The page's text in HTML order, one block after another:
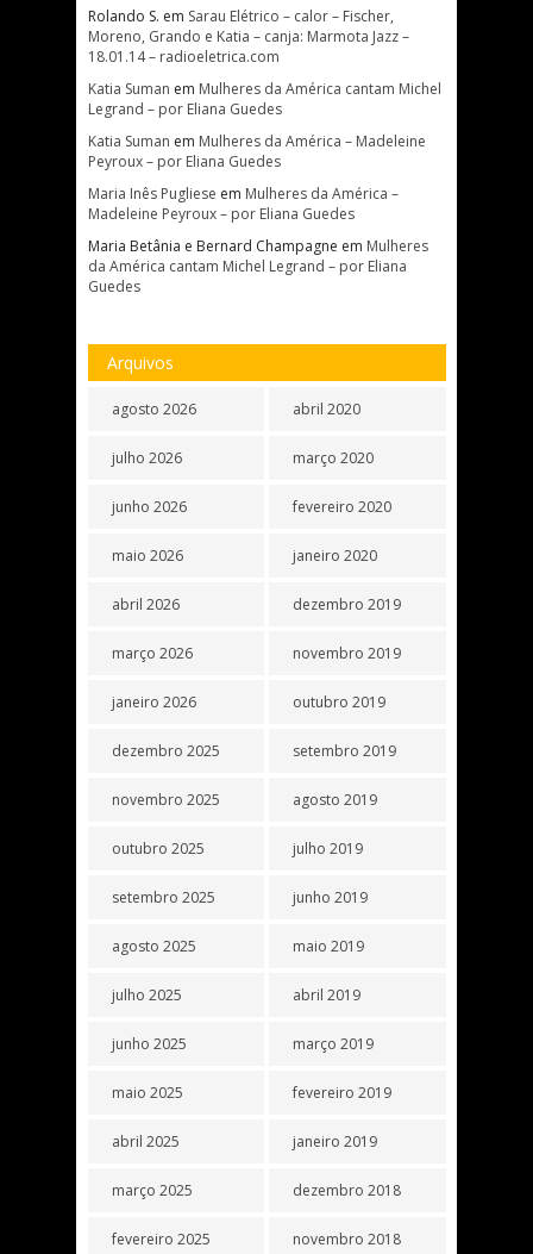
Rolando S. em Sarau Elétrico – calor – Fischer,
Moreno, Grando e Katia – canja: Marmota Jazz –
18.01.14 – radioeletrica.com
Katia Suman em Mulheres da América cantam Michel
Legrand – por Eliana Guedes
Katia Suman em Mulheres da América – Madeleine
Peyroux – por Eliana Guedes
Maria Inês Pugliese em Mulheres da América –
Madeleine Peyroux – por Eliana Guedes
Maria Betânia e Bernard Champagne em Mulheres
da América cantam Michel Legrand – por Eliana
Guedes
Arquivos
agosto 2026
julho 2026
junho 2026
maio 2026
abril 2026
março 2026
janeiro 2026
dezembro 2025
novembro 2025
outubro 2025
setembro 2025
agosto 2025
julho 2025
junho 2025
maio 2025
abril 2025
março 2025
fevereiro 2025
abril 2020
março 2020
fevereiro 2020
janeiro 2020
dezembro 2019
novembro 2019
outubro 2019
setembro 2019
agosto 2019
julho 2019
junho 2019
maio 2019
abril 2019
março 2019
fevereiro 2019
janeiro 2019
dezembro 2018
novembro 2018